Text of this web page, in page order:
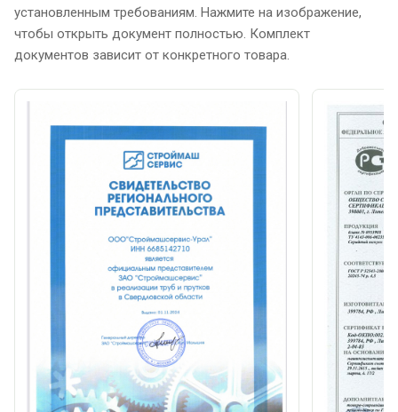
установленным требованиям. Нажмите на изображение,
чтобы открыть документ полностью. Комплект
документов зависит от конкретного товара.